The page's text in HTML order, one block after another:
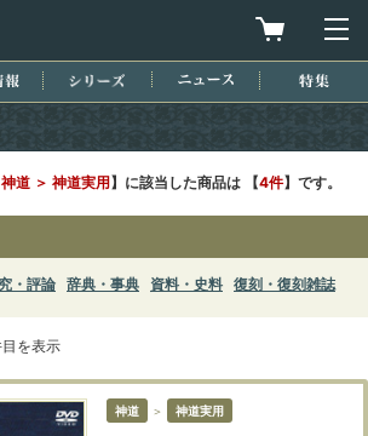
買物カゴを
近刊情報 シリーズ ニュース
道 ＞ 神道実用】に該当した商品は 【4件】です。
・評論 辞典・事典 資料・史料 復刻・復刻雑誌
を表示
神道 ＞ 神道実用